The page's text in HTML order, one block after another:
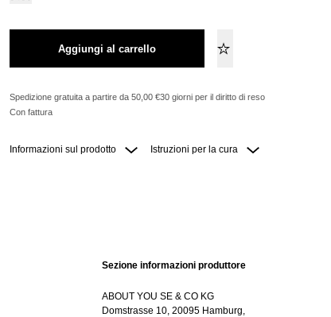
Aggiungi al carrello
Spedizione gratuita a partire da 50,00 €30 giorni per il diritto di reso
Con fattura
Informazioni sul prodotto Istruzioni per la cura
Sezione informazioni produttore
ABOUT YOU SE & CO KG
Domstrasse 10, 20095 Hamburg,